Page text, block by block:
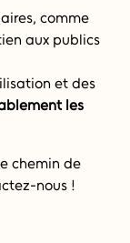
comme
aux publics
et des
les
chemin de
nous !